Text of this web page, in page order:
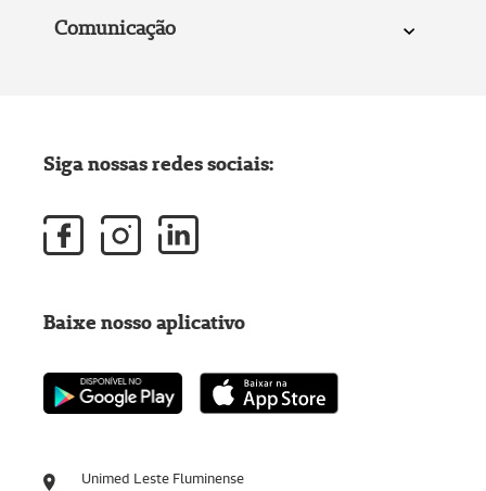
Comunicação
Unimed Leste Fluminense
Siga nossas redes sociais:
Baixe nosso aplicativo